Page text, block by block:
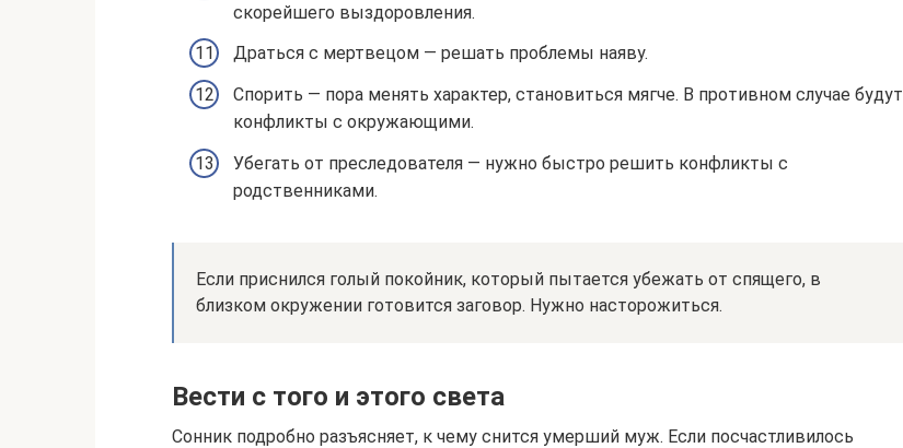
скорейшего выздоровления.
Драться с мертвецом — решать проблемы наяву.
Спорить — пора менять характер, становиться мягче. В противном случае будут
конфликты с окружающими.
Убегать от преследователя — нужно быстро решить конфликты с
родственниками.
Если приснился голый покойник, который пытается убежать от спящего, в
близком окружении готовится заговор. Нужно насторожиться.
Вести с того и этого света
Сонник подробно разъясняет, к чему снится умерший муж. Если посчастливилось